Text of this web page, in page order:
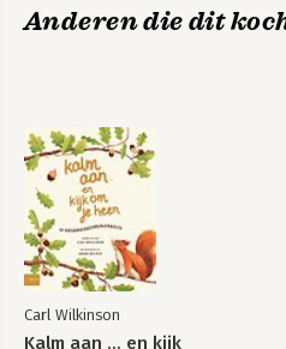
Anderen die dit
Carl Wilkinson
Kalm aan ... en kijk